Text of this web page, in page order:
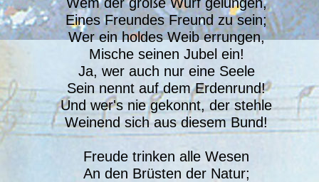
Eines Freundes Freund zu sein;
Wer ein holdes Weib errungen,
Mische seinen Jubel ein!
Ja, wer auch nur eine Seele
Sein nennt auf dem Erdenrund!
Und wer's nie gekonnt, der stehle
Weinend sich aus diesem Bund!
Freude trinken alle Wesen
An den Brüsten der Natur;